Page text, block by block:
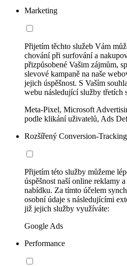
Marketing
Přijetím těchto služeb Vám
chování při surfování a
přizpůsobené Vašim zájmům,
slevové kampaně na naše
jejich úspěšnost. S Vaším
webu následující služby třetích
Meta-Pixel, Microsoft
podle klikání uživatelů, Ads
Rozšířený Conversion-Tracking
Přijetím této služby můžeme
úspěšnost naší online reklamy
nabídku. Za tímto účelem
osobní údaje s následujícími
již jejich služby využíváte:
Google Ads
Performance